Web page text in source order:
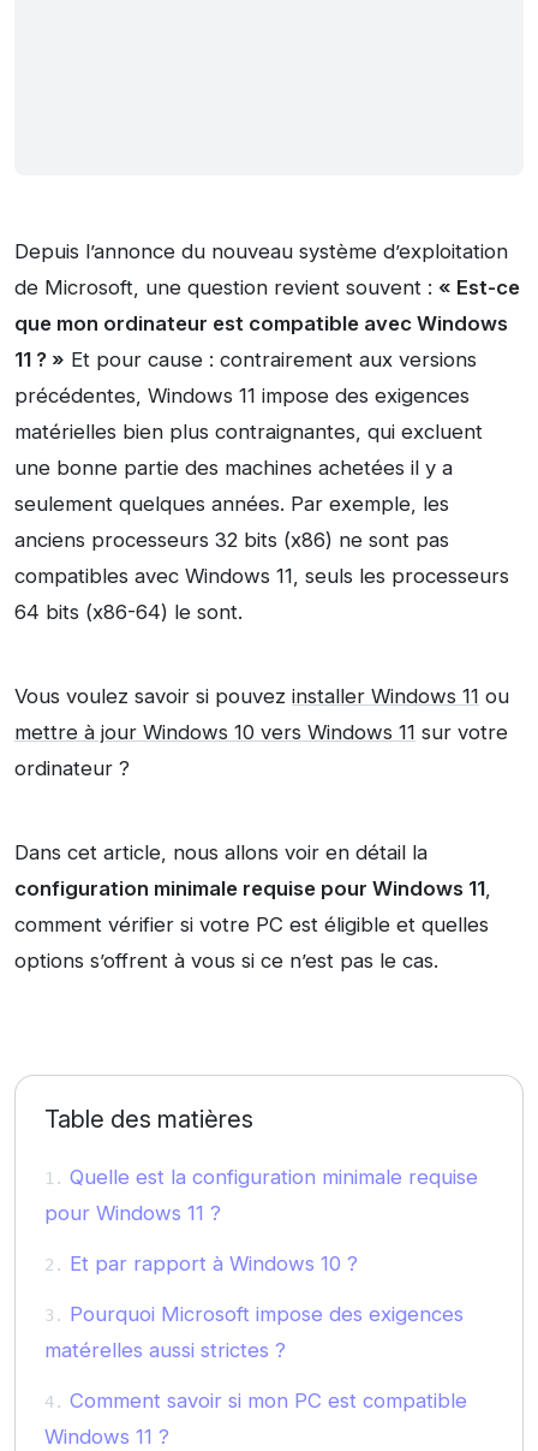
Depuis l’annonce du nouveau système d’exploitation
de Microsoft, une question revient souvent : « Est-ce
que mon ordinateur est compatible avec Windows
11 ? » Et pour cause : contrairement aux versions
précédentes, Windows 11 impose des exigences
matérielles bien plus contraignantes, qui excluent
une bonne partie des machines achetées il y a
seulement quelques années. Par exemple, les
anciens processeurs 32 bits (x86) ne sont pas
compatibles avec Windows 11, seuls les processeurs
64 bits (x86-64) le sont.
Vous voulez savoir si pouvez installer Windows 11 ou
mettre à jour Windows 10 vers Windows 11 sur votre
ordinateur ?
Dans cet article, nous allons voir en détail la
configuration minimale requise pour Windows 11,
comment vérifier si votre PC est éligible et quelles
options s’offrent à vous si ce n’est pas le cas.
Table des matières
Quelle est la configuration minimale requise
pour Windows 11 ?
Et par rapport à Windows 10 ?
Pourquoi Microsoft impose des exigences
matérelles aussi strictes ?
Comment savoir si mon PC est compatible
Windows 11 ?